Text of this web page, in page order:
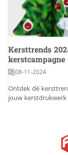
Kersttrends
kerstcampagne
08-11-2024
Ontdek dé
jouw